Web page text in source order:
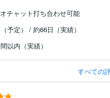
チャット打ち合わせ可能
予定） / 約66日（実績）
以内（実績）
すべての